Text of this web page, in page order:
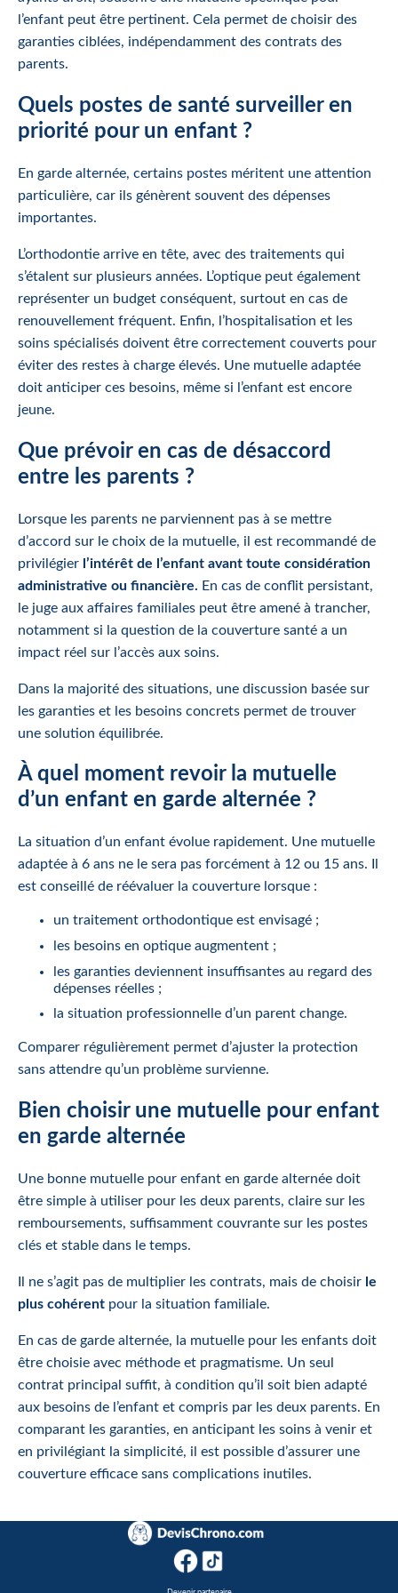
l’enfant peut être pertinent. Cela permet de choisir des
garanties ciblées, indépendamment des contrats des
parents.
Quels postes de santé surveiller en
priorité pour un enfant ?
En garde alternée, certains postes méritent une attention
particulière, car ils génèrent souvent des dépenses
importantes.
L’orthodontie arrive en tête, avec des traitements qui
s’étalent sur plusieurs années. L’optique peut également
représenter un budget conséquent, surtout en cas de
renouvellement fréquent. Enfin, l’hospitalisation et les
soins spécialisés doivent être correctement couverts pour
éviter des restes à charge élevés. Une mutuelle adaptée
doit anticiper ces besoins, même si l’enfant est encore
jeune.
Que prévoir en cas de désaccord
entre les parents ?
Lorsque les parents ne parviennent pas à se mettre
d’accord sur le choix de la mutuelle, il est recommandé de
privilégier l’intérêt de l’enfant avant toute considération
administrative ou financière. En cas de conflit persistant,
le juge aux affaires familiales peut être amené à trancher,
notamment si la question de la couverture santé a un
impact réel sur l’accès aux soins.
Dans la majorité des situations, une discussion basée sur
les garanties et les besoins concrets permet de trouver
une solution équilibrée.
À quel moment revoir la mutuelle
d’un enfant en garde alternée ?
La situation d’un enfant évolue rapidement. Une mutuelle
adaptée à 6 ans ne le sera pas forcément à 12 ou 15 ans. Il
est conseillé de réévaluer la couverture lorsque :
un traitement orthodontique est envisagé ;
les besoins en optique augmentent ;
les garanties deviennent insuffisantes au regard des
dépenses réelles ;
la situation professionnelle d’un parent change.
Comparer régulièrement permet d’ajuster la protection
sans attendre qu’un problème survienne.
Bien choisir une mutuelle pour enfant
en garde alternée
Une bonne mutuelle pour enfant en garde alternée doit
être simple à utiliser pour les deux parents, claire sur les
remboursements, suffisamment couvrante sur les postes
clés et stable dans le temps.
Il ne s’agit pas de multiplier les contrats, mais de choisir le
plus cohérent pour la situation familiale.
En cas de garde alternée, la mutuelle pour les enfants doit
être choisie avec méthode et pragmatisme. Un seul
contrat principal suffit, à condition qu’il soit bien adapté
aux besoins de l’enfant et compris par les deux parents. En
comparant les garanties, en anticipant les soins à venir et
en privilégiant la simplicité, il est possible d’assurer une
couverture efficace sans complications inutiles.